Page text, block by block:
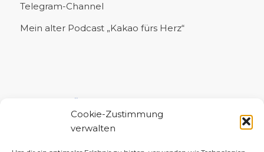
Cookie-Zustimmung
verwalten
Telegram-Channel
Mein alter Podcast „Kakao fürs Herz“